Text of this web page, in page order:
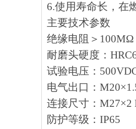
6.使用寿命长，
主要技术参数
绝缘电阻＞
耐磨头硬度：
试验电压：
电气出口：
连接尺寸：
防护等级：IP65